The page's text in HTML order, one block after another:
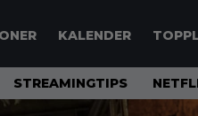
KALENDER
STREAMINGTIPS